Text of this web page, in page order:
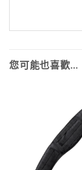
您可能也喜歡…